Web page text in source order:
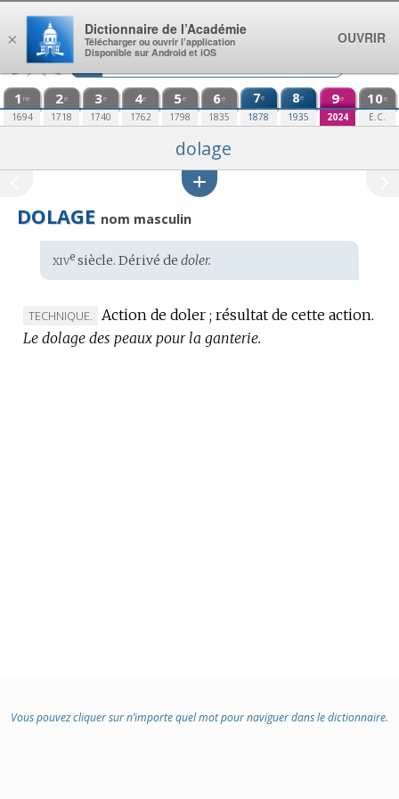
Aller au contenu
1 re
1694
2e
1718
3e
1740
4e
1762
5e
1798
6e
1835
7e
1878
8e
1935
9e
2024
10e
E.C.
dolage
DOLAGE nom masculin
Étymologie
:
xivesiècle. Dérivé de doler.
MARQUE
DE
TECHNIQUE.
Action de doler ; résultat de cette action.
Le dolage des peaux pour la ganterie.
Vous pouvez cliquer sur n’importe quel mot pour naviguer dans le dictionnaire.
×
Dictionnaire de l’Académie
Télécharger ou ouvrir l’application
Disponible sur Android et iOS
OUVRIR